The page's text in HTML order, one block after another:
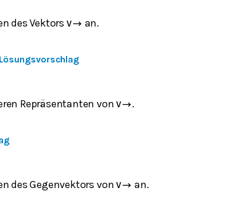
des Vektors v→ an.
Lösungsvorschlag
Repräsentanten vonv→.
des Gegenvektors vonv→ an.